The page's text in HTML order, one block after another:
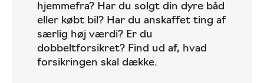
hjemmefra? Har du solgt din dyre båd
eller købt bil? Har du anskaffet ting af
særlig høj værdi? Er du
dobbeltforsikret? Find ud af, hvad
forsikringen skal dække.